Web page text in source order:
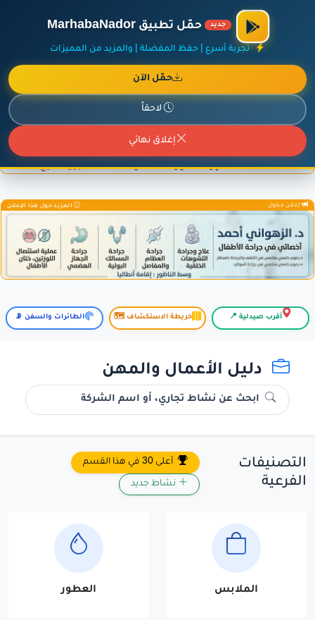
أضف نشاطك مجاناً
جديد حمّل تطبيق MarhabaNador
تجربة أسرع | حفظ المفضلة | والمزيد من المميزات
حمّل الآن
لاحقاً
إغلاق نهائي
إعلان ممول المزيد حول هذا الإعلان
إعلان ممول المزيد حول هذا الإعلان
أقرب صيدلية 📍 خريطة الاستكشاف 🗺️ الطائرات والسفن 📡
دليل الأعمال والمهن
ابحث عن نشاط تجاري، أو اسم الشركة
التصنيفات
الفرعية
أعلى 30 في هذا القسم
نشاط جديد
الملابس العطور